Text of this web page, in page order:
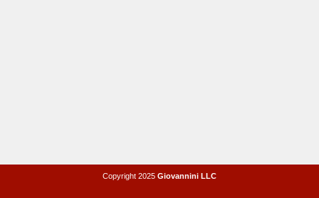
Copyright 2025 Giovannini LLC